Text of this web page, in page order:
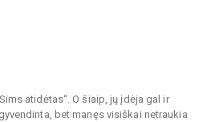
atidėtas“. O šiaip, jų įdėja gal ir
bet manęs visiškai netraukia